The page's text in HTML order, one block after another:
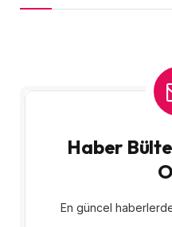
Haber
En güncel